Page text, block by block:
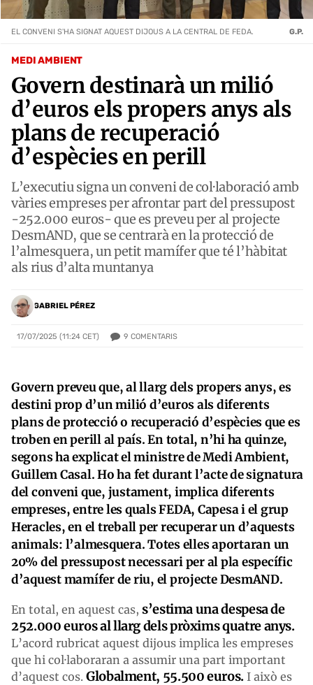
MEDI AMBIENT
Govern destinarà un milió
d’euros els propers anys als
plans de recuperació
d’espècies en perill
L’executiu signa un conveni de col·laboració amb
vàries empreses per afrontar part del pressupost
-252.000 euros- que es preveu per al projecte
DesmAND, que se centrarà en la protecció de
l’almesquera, un petit mamífer que té l’hàbitat
als rius d’alta muntanya
GABRIEL PÉREZ
17/07/2025 (11:24 CET) 9 COMENTARIS
EL CONVENI S'HA SIGNAT AQUEST DIJOUS A LA CENTRAL DE FEDA. G.P.
Govern preveu que, al llarg dels propers anys, es
destini prop d’un milió d’euros als diferents
plans de protecció o recuperació d’espècies que es
troben en perill al país. En total, n’hi ha quinze,
segons ha explicat el ministre de Medi Ambient,
Guillem Casal. Ho ha fet durant l’acte de signatura
del conveni que, justament, implica diferents
empreses, entre les quals FEDA, Capesa i el grup
Heracles, en el treball per recuperar un d’aquests
animals: l’almesquera. Totes elles aportaran un
20% del pressupost necessari per al pla específic
d’aquest mamífer de riu, el projecte DesmAND.
En total, en aquest cas, s’estima una despesa de
252.000 euros al llarg dels pròxims quatre anys.
L’acord rubricat aquest dijous implica les empreses
que hi col·laboraran a assumir una part important
d’aquest cos. Globalment, 55.500 euros. I això es